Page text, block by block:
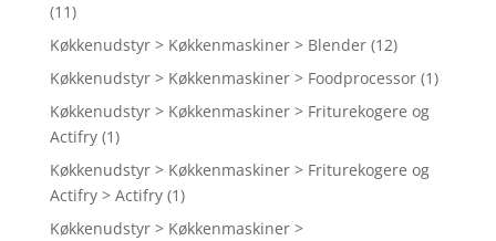
(11)
Køkkenudstyr > Køkkenmaskiner > Blender (12)
Køkkenudstyr > Køkkenmaskiner > Foodprocessor (1)
Køkkenudstyr > Køkkenmaskiner > Friturekogere og
Actifry (1)
Køkkenudstyr > Køkkenmaskiner > Friturekogere og
Actifry > Actifry (1)
Køkkenudstyr > Køkkenmaskiner >